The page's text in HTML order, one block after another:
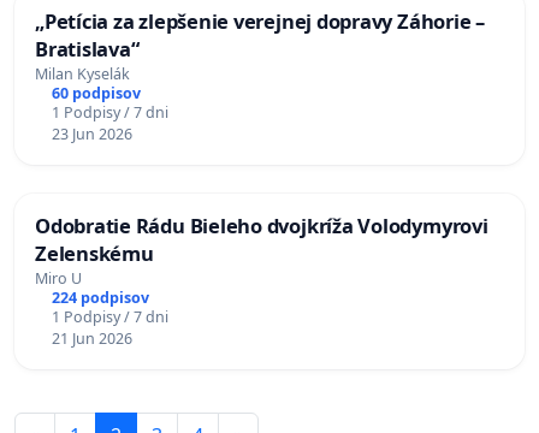
„Petícia za zlepšenie verejnej dopravy Záhorie –
Bratislava“
Milan Kyselák
60 podpisov
1 Podpisy / 7 dni
23 Jun 2026
Odobratie Rádu Bieleho dvojkríža Volodymyrovi
Zelenskému
Miro U
224 podpisov
1 Podpisy / 7 dni
21 Jun 2026